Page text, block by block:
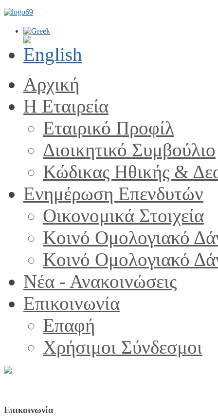
Αρχική
Η Εταιρεία
Εταιρικό Προφίλ
Διοικητικό Συμβούλιο
Κώδικας Ηθικής &
Ενημέρωση Επενδυτών
Οικονομικά Στοιχεία
Κοινό Ομολογιακό
Κοινό Ομολογιακό
Νέα - Ανακοινώσεις
Επικοινωνία
Επαφή
Χρήσιμοι Σύνδεσμοι
Επικοινωνία